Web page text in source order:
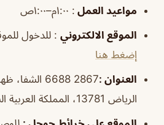
مواعيد العمل : ١:٠٠م–١:٠٠ص
الموقع الالكتروني : للدخول
إضغط هنا
العنوان :
2867 6688
الرياض 13781، المملكة العربية السعودية